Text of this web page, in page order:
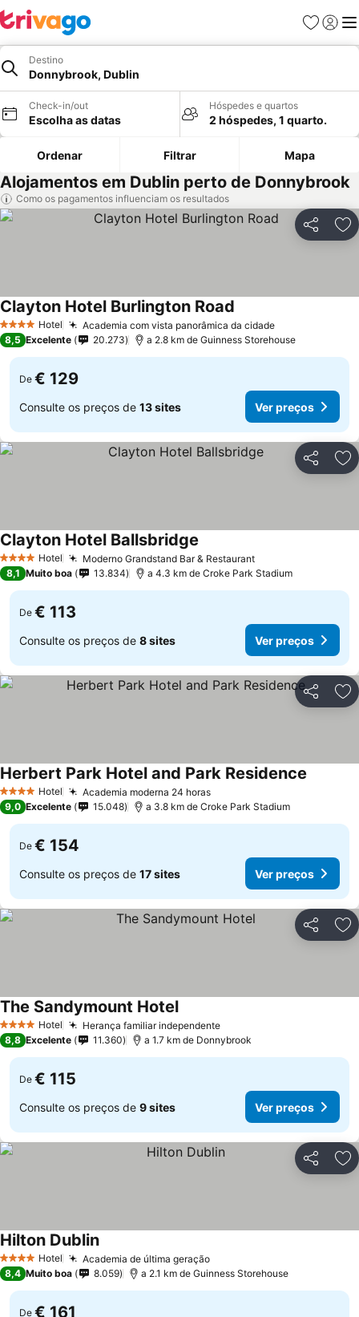
Favoritos
Iniciar
Destino
Donnybrook, Dublin
Check-in/out
Escolha as datas
Hóspedes e quartos
2 hóspedes, 1 quarto.
Ordenar Filtrar Mapa
Alojamentos em Dublin perto de Donnybrook
Como os pagamentos influenciam os resultados
Partilhar
4 EstrelasHotel Academia com vista panorâmica da cidadeVer preços
Clayton Hotel Burlington Road
8,5 Excelente 20.273 a 2.8 km de Guinness Storehouse
De € 129
Consulte os preços de 13 sites Ver preços
Partilhar
4 EstrelasHotel Moderno Grandstand Bar & RestaurantVer preços
Clayton Hotel Ballsbridge
8,1 Muito boa 13.834 a 4.3 km de Croke Park Stadium
De € 113
Consulte os preços de 8 sites Ver preços
Partilhar
4 EstrelasHotel Academia moderna 24 horasVer preços
Herbert Park Hotel and Park Residence
9,0 Excelente 15.048 a 3.8 km de Croke Park Stadium
De € 154
Consulte os preços de 17 sites Ver preços
Partilhar
4 EstrelasHotel Herança familiar independenteVer preços
The Sandymount HotelVer preços
8,8 Excelente 11.360 a 1.7 km de Donnybrook
De € 115
Consulte os preços de 9 sites Ver preços
Partilhar
4 EstrelasHotel Academia de última geraçãoVer preços
Hilton DublinVer preços
8,4 Muito boa 8.059 a 2.1 km de Guinness Storehouse
De € 161